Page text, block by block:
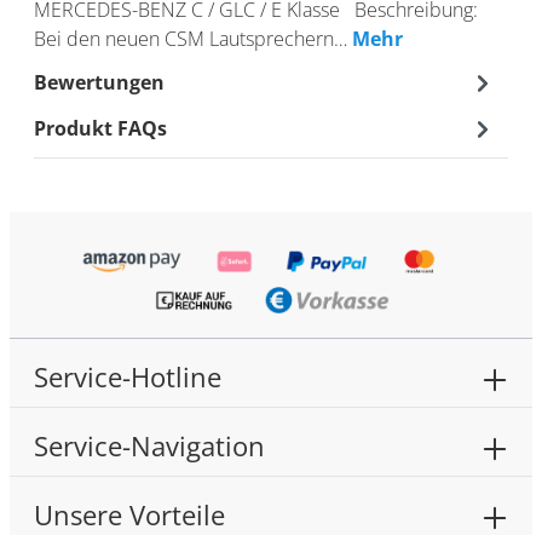
MERCEDES-BENZ C / GLC / E Klasse Beschreibung:
Bei den neuen CSM Lautsprechern… Mehr
Bewertungen
Produkt FAQs
Service-Hotline
Service-Navigation
Unsere Vorteile